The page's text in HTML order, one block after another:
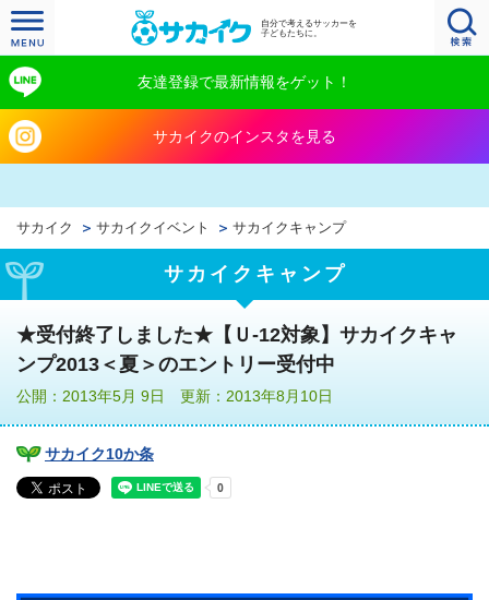
自分で考えるサッカーを
子どもたちに。
友達登録で最新情報をゲット！
サカイクのインスタを見る
サカイク サカイクイベント サカイクキャンプ
サカイクキャンプ
★受付終了しました★【Ｕ-12対象】サカイクキャ
ンプ2013＜夏＞のエントリー受付中
公開：2013年5月 9日 更新：2013年8月10日
サカイク10か条